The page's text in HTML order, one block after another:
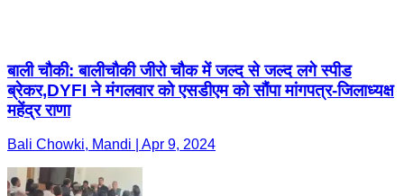
बाली चौकी: बालीचौकी जीरो चौक में जल्द से जल्द लगे स्पीड
ब्रेकर,DYFI ने मंगलवार को एसडीएम को सौंपा मांगपत्र-जिलाध्यक्ष
महेंद्र राणा
Bali Chowki, Mandi | Apr 9, 2024